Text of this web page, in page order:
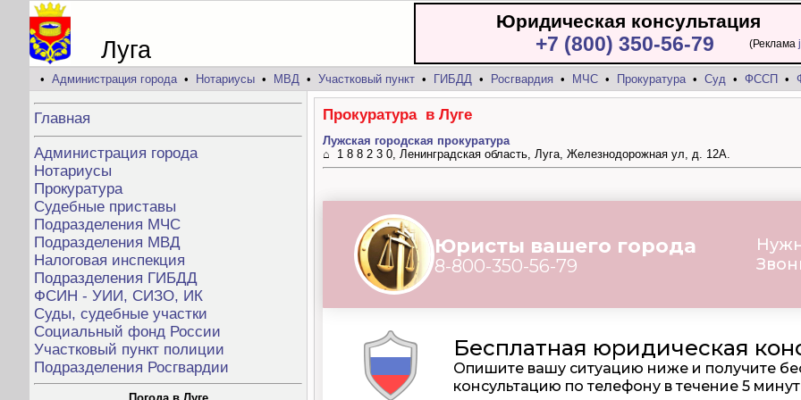
Луга
Юридическая консультация
+7 (800) 350-56-79 (Реклама
• Администрация города• Нотариусы • МВД • Участковый пункт • ГИБДД • Росгвардия • МЧС • Прокуратура• Суд • ФССП •
Главная
Администрация города
Нотариусы
Прокуратура
Судебные приставы
Подразделения МЧС
Подразделения МВД
Налоговая инспекция
Подразделения ГИБДД
ФСИН - УИИ, СИЗО, ИК
Суды, судебные участки
Социальный фонд России
Участковый пункт полиции
Подразделения Росгвардии
Прокуратура в Луге
Лужская городская прокуратура
⌂ 1 8 8 2 3 0, Ленинградская область, Луга, Железнодорожная ул, д. 12А.